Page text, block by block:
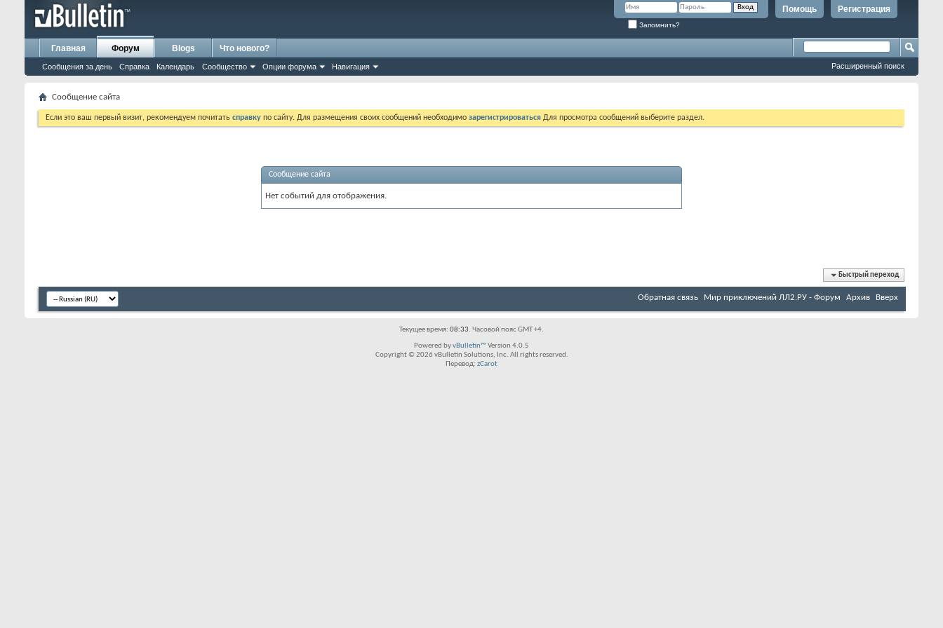
Регистрация
Помощь
Запомнить?
Главная Форум
Сообщения за день Справка Календарь Сообщество Опции форума Навигация
Blogs Что нового?
Расширенный поиск
Сообщение сайта
Если это ваш первый визит, рекомендуем почитать справку по сайту. Для размещения своих сообщений необходимо зарегистрироваться Для просмотра сообщений выберите раздел.
Сообщение сайта
Нет событий для отображения.
Быстрый переход
Обратная связь Мир приключений ЛЛ2.РУ - Форум Архив Вверх
Текущее время: 08:33. Часовой пояс GMT +4.
Powered byvBulletin™ Version 4.0.5
Copyright © 2026 vBulletin Solutions, Inc. All rights reserved.
Перевод: zCarot